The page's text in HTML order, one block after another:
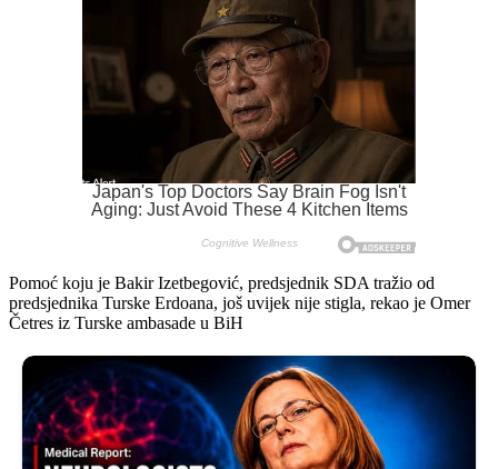
Pomoć koju je Bakir Izetbegović, predsjednik SDA tražio od
predsjednika Turske Erdoana, još uvijek nije stigla, rekao je Omer
Četres iz Turske ambasade u BiH